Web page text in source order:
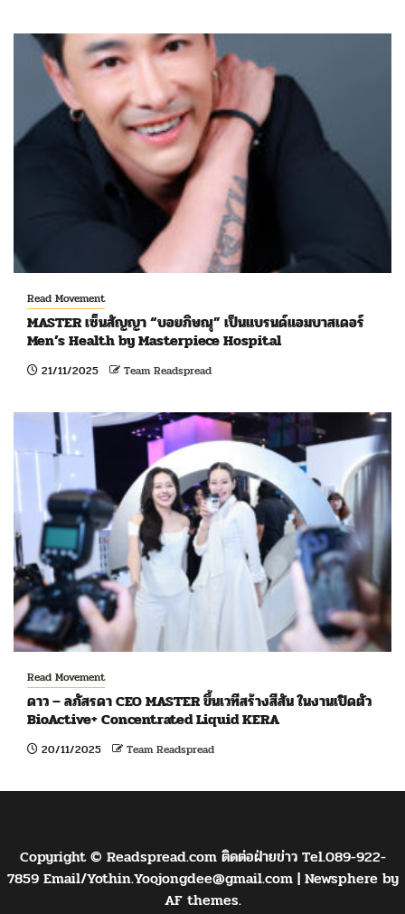
Read Movement
MASTER เซ็นสัญญา “บอยภิษณุ” เป็นแบรนด์แอมบาสเดอร์
Men’s Health by Masterpiece Hospital
21/11/2025 Team Readspread
Read Movement
ดาว – ลภัสรดา CEO MASTER ขึ้นเวทีสร้างสีสัน ในงานเปิดตัว
BioActive+ Concentrated Liquid KERA
20/11/2025 Team Readspread
Copyright © Readspread.com ติดต่อฝ่ายข่าว Tel.089-922-
7859 Email/Yothin.Yoojongdee@gmail.com | Newsphereby
AF themes.